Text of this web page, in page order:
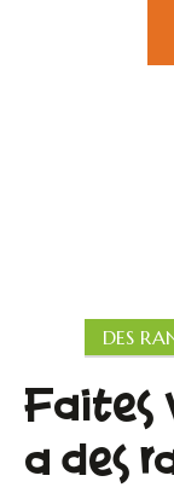
DES
Faites
a des